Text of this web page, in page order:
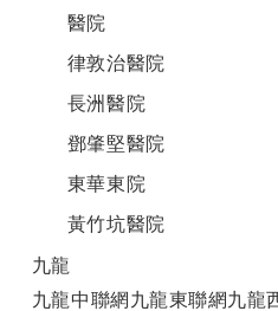
醫院
律敦治醫院
長洲醫院
鄧肇堅醫院
東華東院
黃竹坑醫院
九龍
九龍中聯網九龍東聯網九龍